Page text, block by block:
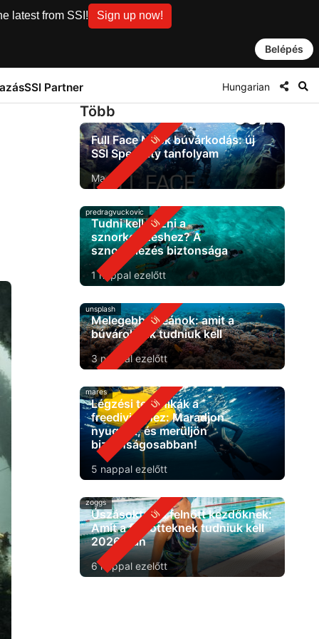
latest from SSI! Sign up now!
Belépés
SSI Partner Hungarian
Több
Full Face Mask búvárkodás: új
SSI Specialty tanfolyam
Ma
predragvuckovic
Tudni kell úszni a
sznorkelezéshez? A
sznorkelezés biztonsága
1 nappal ezelőtt
unsplash
Melegebb óceánok: amit a
búvároknak tudniuk kell
3 nappal ezelőtt
mares
Légzési technikák a
freedivinghez: Maradjon
nyugodt, és merüljön
biztonságosabban!
5 nappal ezelőtt
zoggs
Úszásoktatás felnőtt kezdőknek:
Amit a felnőtteknek tudniuk kell
2026-ban
6 nappal ezelőtt